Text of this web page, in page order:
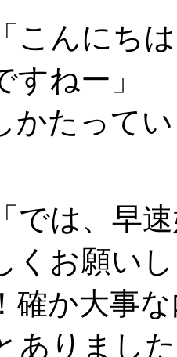
こんにち
ねー」
かたって
では、早
くお願い
確か大事
ありまし